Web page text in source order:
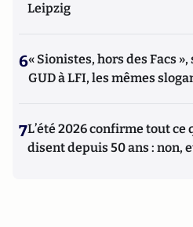
Leipzig
6« Sionistes, hors des Facs
GUD à LFI, les mêmes
7L’été 2026 confirme tout ce
disent depuis 50 ans : non,